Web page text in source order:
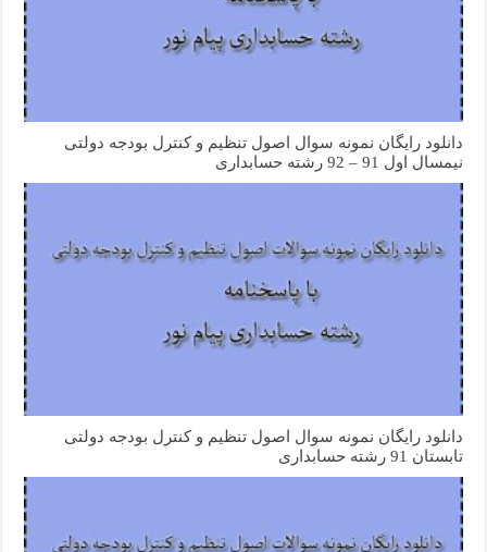
دانلود رایگان نمونه سوال اصول تنظیم و کنترل بودجه دولتی
نیمسال اول 91 – 92 رشته حسابداری
دانلود رایگان نمونه سوال اصول تنظیم و کنترل بودجه دولتی
تابستان 91 رشته حسابداری